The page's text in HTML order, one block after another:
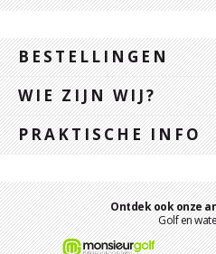
BESTELLINGEN
WIE ZIJN WIJ?
PRAKTISCHE INFO
Ontdek ook onze
Golf en